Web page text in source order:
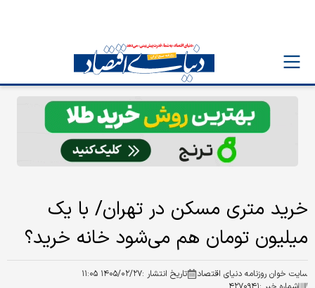
خرید متری مسکن در تهران/ با یک
میلیون تومان هم می‌شود خانه خرید؟
سایت خوان روزنامه دنیای اقتصاد تاریخ انتشار :۱۴۰۵/۰۲/۲۷ ۱۱:۰۵